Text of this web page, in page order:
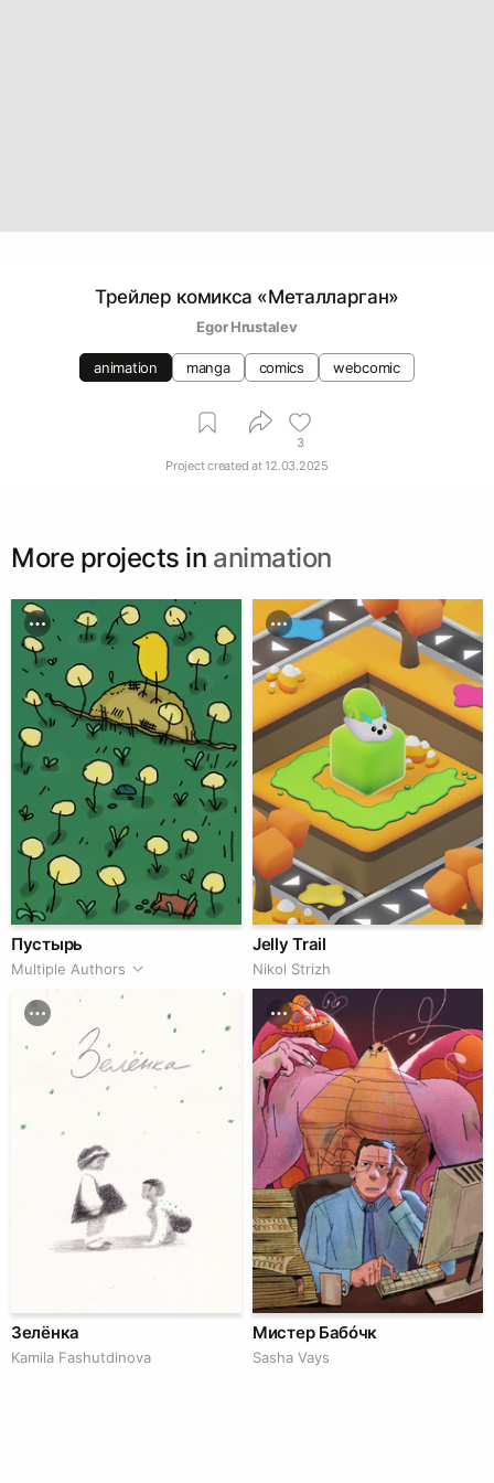
Трейлер комикса «Металларган»
Egor Hrustalev
animation manga comics webcomic
3
Project created at12.03.2025
More projects in animation
Пустырь
Multiple Authors
Jelly Trail
Nikol Strizh
Зелёнка
Kamila Fashutdinova
Мистер Бабóчк
Sasha Vays